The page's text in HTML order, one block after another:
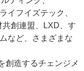
イフイズテック、
創連盟、LXD、す
など、さまざまな
創造するチェンジメ